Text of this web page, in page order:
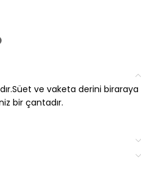
ve vaketa derini biraraya
bir çantadır.